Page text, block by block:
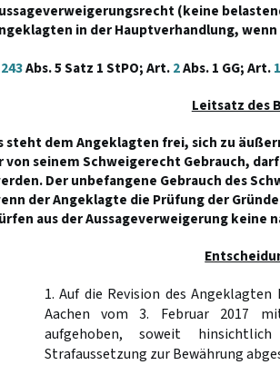
(keine
in der Hauptverhandlung,
243Abs. 5 Satz 1 StPO; Art.2Abs. 1 GG; Art.1
Leitsatz des
steht dem Angeklagten frei, sich zu
von seinem Schweigerecht Gebrauch,
Der unbefangene Gebrauch des
der Angeklagte die Prüfung der
aus der Aussageverweigerung keine
1. Auf die Revision des
Aachen vom 3. Februar 2017
aufgehoben, soweit
Strafaussetzung zur Bewährung